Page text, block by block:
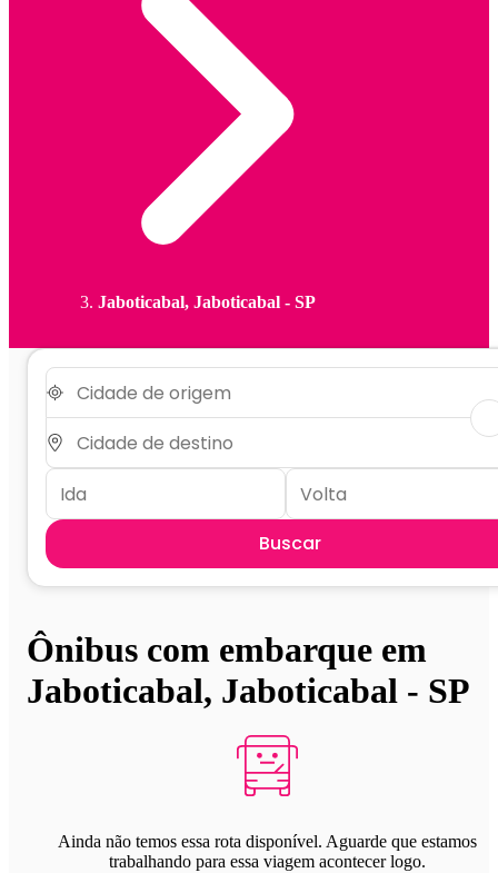
Jaboticabal, Jaboticabal - SP
Buscar
Ônibus com embarque em
Jaboticabal, Jaboticabal - SP
Ainda não temos essa rota disponível. Aguarde que estamos
trabalhando para essa viagem acontecer logo.